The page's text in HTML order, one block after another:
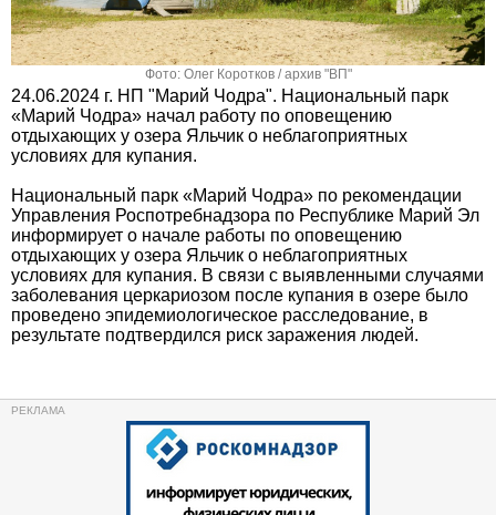
Фото: Олег Коротков / архив "ВП"
24.06.2024 г. НП "Марий Чодра". Национальный парк
«Марий Чодра» начал работу по оповещению
отдыхающих у озера Яльчик о неблагоприятных
условиях для купания.
Национальный парк «Марий Чодра» по рекомендации
Управления Роспотребнадзора по Республике Марий Эл
информирует о начале работы по оповещению
отдыхающих у озера Яльчик о неблагоприятных
условиях для купания. В связи с выявленными случаями
заболевания церкариозом после купания в озере было
проведено эпидемиологическое расследование, в
результате подтвердился риск заражения людей.